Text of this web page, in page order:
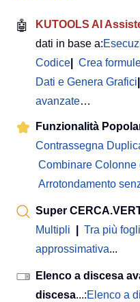
🤖 KUTOOLS AI
dati in base a:
Codice
Crea
Dati e Genera Grafici
avanzate…
Funzionalità
Contrassegna
Combinare Colonne
Arrotondamento
Super
Multipli
Tra più fogli
approssimativa...
Elenco a discesa
discesa...:Elenco a